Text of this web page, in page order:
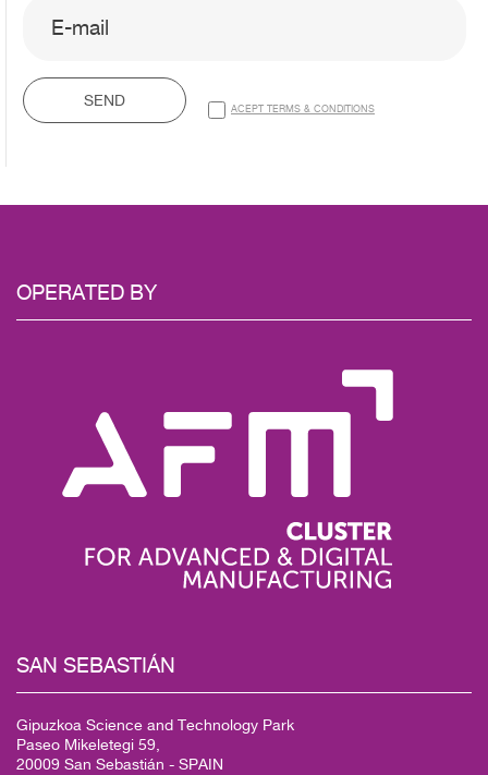
SEND ACEPT TERMS & CONDITIONS
OPERATED BY
SAN SEBASTIÁN
Gipuzkoa Science and Technology Park
Paseo Mikeletegi 59,
20009 San Sebastián - SPAIN